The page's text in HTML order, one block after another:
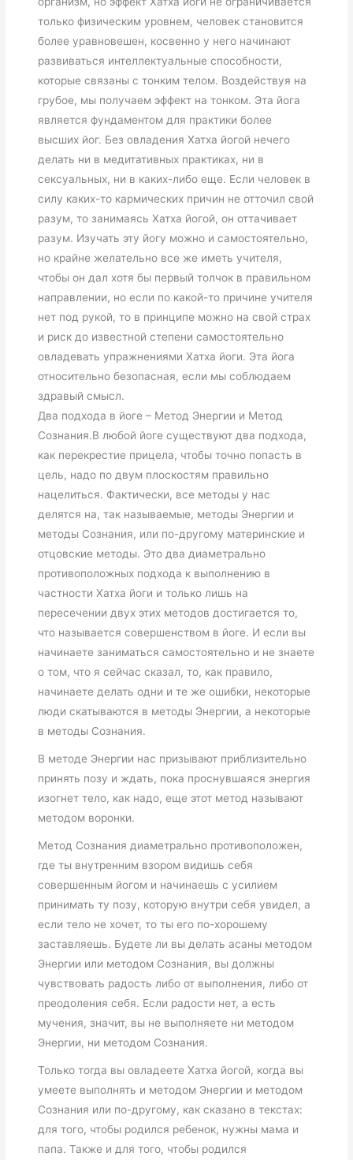
только физическим уровнем, человек становится
более уравновешен, косвенно у него начинают
развиваться интеллектуальные способности,
которые связаны с тонким телом. Воздействуя на
грубое, мы получаем эффект на тонком. Эта йога
является фундаментом для практики более
высших йог. Без овладения Хатха йогой нечего
делать ни в медитативных практиках, ни в
сексуальных, ни в каких-либо еще. Если человек в
силу каких-то кармических причин не отточил свой
разум, то занимаясь Хатха йогой, он оттачивает
разум. Изучать эту йогу можно и самостоятельно,
но крайне желательно все же иметь учителя,
чтобы он дал хотя бы первый толчок в правильном
направлении, но если по какой-то причине учителя
нет под рукой, то в принципе можно на свой страх
и риск до известной степени самостоятельно
овладевать упражнениями Хатха йоги. Эта йога
относительно безопасная, если мы соблюдаем
здравый смысл.
Два подхода в йоге – Метод Энергии и Метод
Сознания.В любой йоге существуют два подхода,
как перекрестие прицела, чтобы точно попасть в
цель, надо по двум плоскостям правильно
нацелиться. Фактически, все методы у нас
делятся на, так называемые, методы Энергии и
методы Сознания, или по-другому материнские и
отцовские методы. Это два диаметрально
противоположных подхода к выполнению в
частности Хатха йоги и только лишь на
пересечении двух этих методов достигается то,
что называетсясовершенством в йоге. И если вы
начинаете заниматься самостоятельно и не знаете
о том, что я сейчас сказал, то, как правило,
начинаете делать одни и те же ошибки, некоторые
люди скатываются в методы Энергии, а некоторые
в методы Сознания.
В методе Энергии нас призывают приблизительно
принять позу и ждать, пока проснувшаяся энергия
изогнет тело, как надо, еще этот метод называют
методом воронки.
Метод Сознания диаметрально противоположен,
где ты внутренним взором видишь себя
совершенным йогом и начинаешь с усилием
принимать ту позу, которую внутри себя увидел, а
если тело не хочет, то ты его по-хорошему
заставляешь. Будете ли вы делать асаны методом
Энергии или методом Сознания, вы должны
чувствовать радость либо от выполнения, либо от
преодоления себя. Если радости нет, а есть
мучения, значит, вы не выполняете ни методом
Энергии, ни методом Сознания.
Только тогда вы овладеете Хатха йогой, когда вы
умеете выполнять и методом Энергии и методом
Сознания или по-другому, как сказано в текстах:
для того, чтобы родился ребенок, нужны мама и
папа. Также и для того, чтобы родился